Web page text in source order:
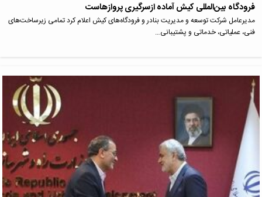
فرودگاه بین‌المللی کیش آماده ازسرگیری پروازهاست
مدیرعامل شرکت توسعه و مدیریت بنادر و فرودگاه‌های کیش اعلام کرد تمامی زیرساخت‌های
فنی، عملیاتی، خدماتی و پشتیبانی…